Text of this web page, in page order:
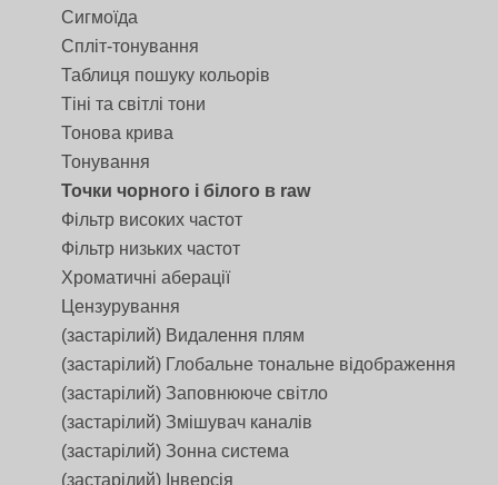
Сигмоїда
Спліт-тонування
Таблиця пошуку кольорів
Тіні та світлі тони
Тонова крива
Тонування
Точки чорного і білого в raw
Фільтр високих частот
Фільтр низьких частот
Хроматичні аберації
Цензурування
(застарілий) Видалення плям
(застарілий) Глобальне тональне відображення
(застарілий) Заповнююче світло
(застарілий) Змішувач каналів
(застарілий) Зонна система
(застарілий) Інверсія